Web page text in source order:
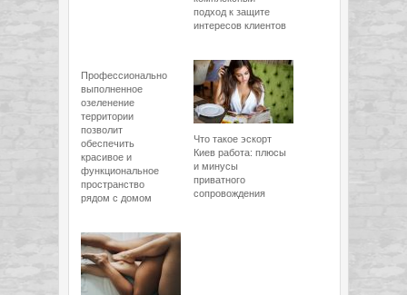
подход к защите
интересов клиентов
Профессионально
выполненное
озеленение
территории
позволит
обеспечить
красивое и
функциональное
пространство
рядом с домом
Что такое эскорт
Киев работа: плюсы
и минусы
приватного
сопровождения